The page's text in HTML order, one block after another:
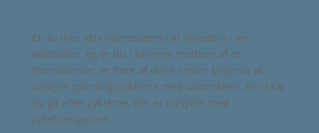
Er du ikke selv interesseret i at investere i en
wattmåler, og er du i forvejen medlem af et
fitnesscenter, er flere af disse centre begyndt at
udstyre spinningscyklerne med wattmålere. Her skal
du gå efter cyklerne, der er forsynet med
cykelcomputere.